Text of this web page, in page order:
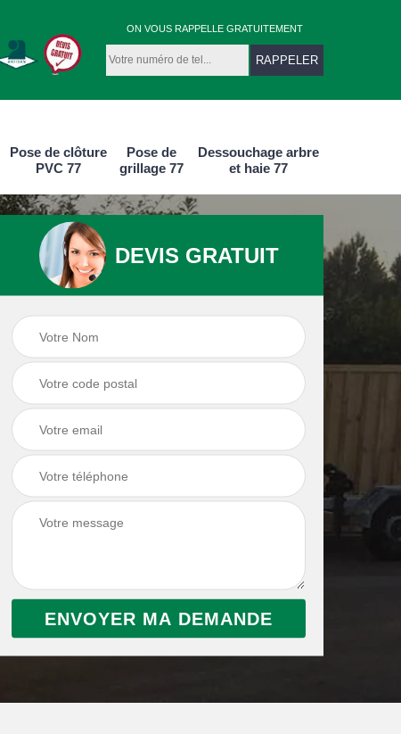
ON VOUS RAPPELLE GRATUITEMENT
Pose de clôture
PVC 77
Pose de
grillage 77
Dessouchage arbre
et haie 77
Pose de clôture
Pose de clôture
PVC 77
DEVIS GRATUIT